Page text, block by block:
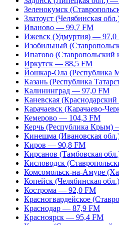
Зеленокумск
Златоуст (Челябинская
Иваново — 99,7 FM
Ижевск (Удмуртия) — 97,0
Изобильный
Ипатово
Иркутск — 88,5 FM
Йошкар-Ола (Республика
Казань (Республика
Калининград — 97,0 FM
Каневская
Карачаевск (Карачаево-
Кемерово — 104,3 FM
Керчь (Республика Крым)
Кинешма (Ивановская
Киров — 90,8 FM
Кирсанов (Тамбовская
Кисловодск
Комсомольск-на-Амуре
Копейск (Челябинская
Кострома — 92,0 FM
Красногвардейское
Краснодар — 87,9 FM
Красноярск — 95,4 FM